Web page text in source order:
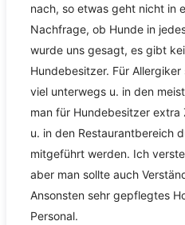
nach, so etwas geht nicht in
Nachfrage, ob Hunde in
wurde uns gesagt, es gibt
Hundebesitzer. Für
viel unterwegs u. in den
man für Hundebesitzer
u. in den Restaurantbereich
mitgeführt werden. Ich
aber man sollte auch
Ansonsten sehr gepflegtes
Personal.